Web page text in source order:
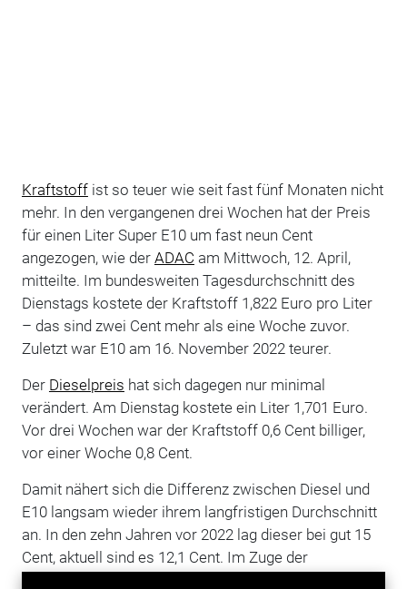
Kraftstoffist so teuer wie seit fast fünf Monaten nicht
mehr. In den vergangenen drei Wochen hat der Preis
für einen Liter Super E10 um fast neun Cent
angezogen, wie der ADAC am Mittwoch, 12. April,
mitteilte. Im bundesweiten Tagesdurchschnitt des
Dienstags kostete der Kraftstoff 1,822 Euro pro Liter
– das sind zwei Cent mehr als eine Woche zuvor.
Zuletzt war E10 am 16. November 2022 teurer.
Der Dieselpreis hat sich dagegen nur minimal
verändert. Am Dienstag kostete ein Liter 1,701 Euro.
Vor drei Wochen war der Kraftstoff 0,6 Cent billiger,
vor einer Woche 0,8 Cent.
Damit nähert sich die Differenz zwischen Diesel und
E10 langsam wieder ihrem langfristigen Durchschnitt
an. In den zehn Jahren vor 2022 lag dieser bei gut 15
Cent, aktuell sind es 12,1 Cent. Im Zuge der